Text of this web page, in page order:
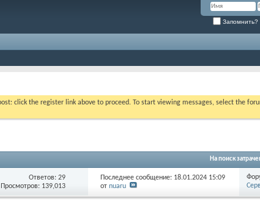
Запомнить?
click the register link above to proceed. To start viewing messages, select the
На поиск
Ответов: 29
Просмотров: 139,013
Последнее сообщение: 18.01.2024 15:09
отnuaru